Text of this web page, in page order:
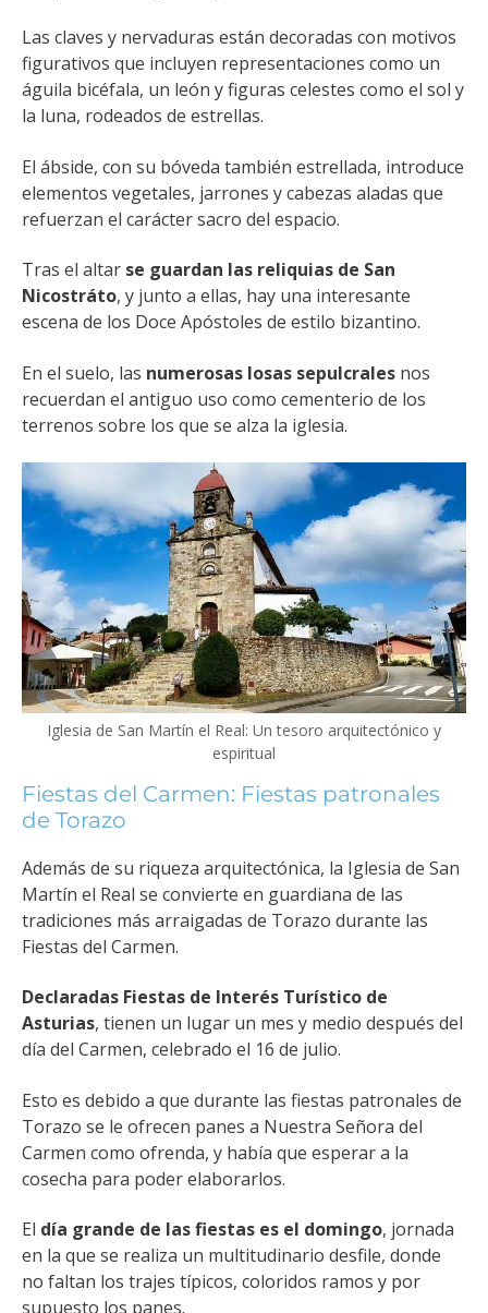
Las claves y nervaduras están decoradas con motivos
figurativos que incluyen representaciones como un
águila bicéfala, un león y figuras celestes como el sol y
la luna, rodeados de estrellas.
El ábside, con su bóveda también estrellada, introduce
elementos vegetales, jarrones y cabezas aladas que
refuerzan el carácter sacro del espacio.
Tras el altar se guardan las reliquias de San
Nicostráto, y junto a ellas, hay una interesante
escena de los Doce Apóstoles de estilo bizantino.
En el suelo, las numerosas losas sepulcrales nos
recuerdan el antiguo uso como cementerio de los
terrenos sobre los que se alza la iglesia.
Iglesia de San Martín el Real: Un tesoro arquitectónico y
espiritual
Fiestas del Carmen: Fiestas patronales
de Torazo
Además de su riqueza arquitectónica, la Iglesia de San
Martín el Real se convierte en guardiana de las
tradiciones más arraigadas de Torazo durante las
Fiestas del Carmen.
Declaradas Fiestas de Interés Turístico de
Asturias, tienen un lugar un mes y medio después del
día del Carmen, celebrado el 16 de julio.
Esto es debido a que durante las fiestas patronales de
Torazo se le ofrecen panes a Nuestra Señora del
Carmen como ofrenda, y había que esperar a la
cosecha para poder elaborarlos.
El día grande de las fiestas es el domingo, jornada
en la que se realiza un multitudinario desfile, donde
no faltan los trajes típicos, coloridos ramos y por
supuesto los panes.